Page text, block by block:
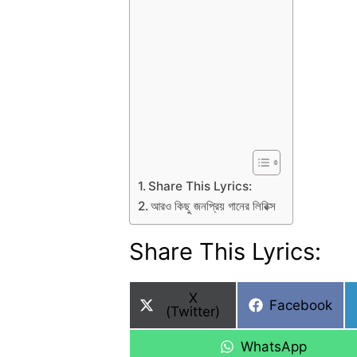
Share This Lyrics:
আরও কিছু জনপ্রিয় গানের লিরিক্স
Share This Lyrics:
Share
on
X
(Twitter)
Share
Facebook
Share
WhatsApp